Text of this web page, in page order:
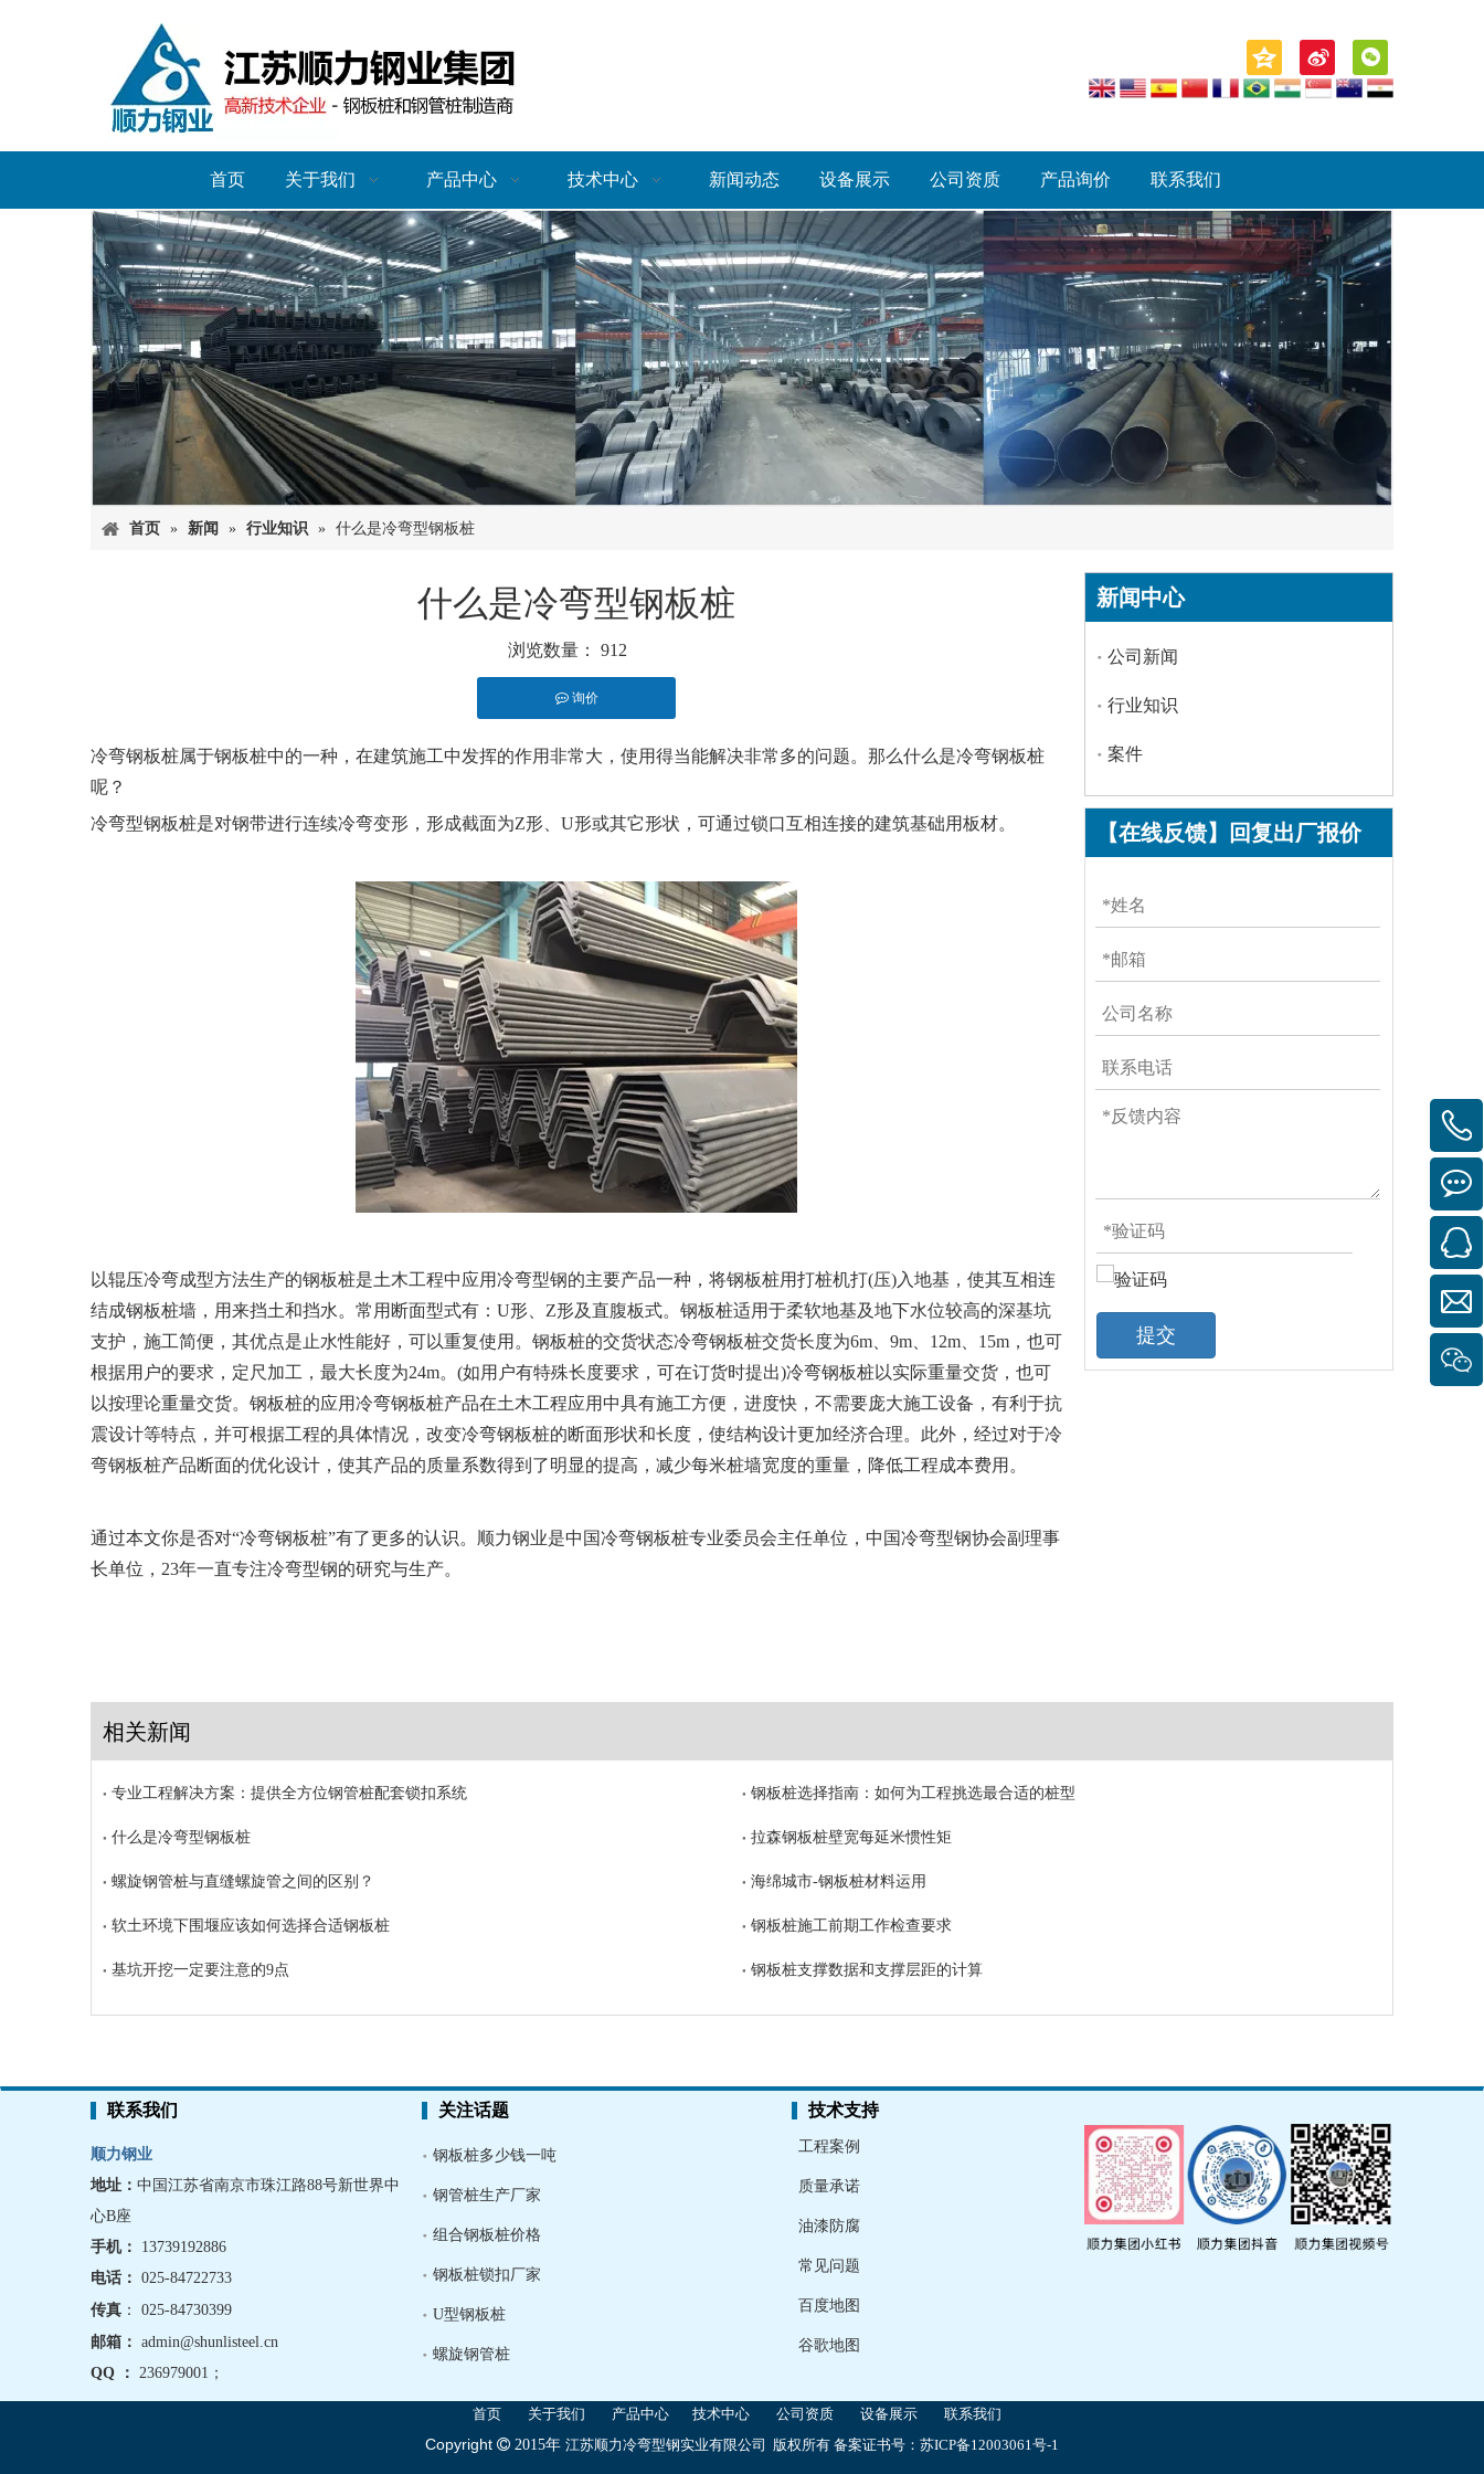
首页 关于我们 产品中心 技术中心 新闻动态 设备展示 公司资质 产品询价 联系我们
首页 » 新闻 » 行业知识 » 什么是冷弯型钢板桩
什么是冷弯型钢板桩
浏览数量： 912
询价
["facebook","twitter","line","wechat","linkedin","pinterest","whatsapp"]
冷弯钢板桩属于钢板桩中的一种，在建筑施工中发挥的作用非常大，使用得当能解决非常多的问题。那么什么是冷弯钢板桩
呢？
冷弯型钢板桩是对钢带进行连续冷弯变形，形成截面为Z形、U形或其它形状，可通过锁口互相连接的建筑基础用板材。
以辊压冷弯成型方法生产的钢板桩是土木工程中应用冷弯型钢的主要产品一种，将钢板桩用打桩机打(压)入地基，使其互相连
结成钢板桩墙，用来挡土和挡水。常用断面型式有：U形、Z形及直腹板式。钢板桩适用于柔软地基及地下水位较高的深基坑
支护，施工简便，其优点是止水性能好，可以重复使用。钢板桩的交货状态冷弯钢板桩交货长度为6m、9m、12m、15m，也可
根据用户的要求，定尺加工，最大长度为24m。(如用户有特殊长度要求，可在订货时提出)冷弯钢板桩以实际重量交货，也可
以按理论重量交货。钢板桩的应用冷弯钢板桩产品在土木工程应用中具有施工方便，进度快，不需要庞大施工设备，有利于抗
震设计等特点，并可根据工程的具体情况，改变冷弯钢板桩的断面形状和长度，使结构设计更加经济合理。此外，经过对于冷
弯钢板桩产品断面的优化设计，使其产品的质量系数得到了明显的提高，减少每米桩墙宽度的重量，降低工程成本费用。
通过本文你是否对“冷弯钢板桩”有了更多的认识。顺力钢业是中国冷弯钢板桩专业委员会主任单位，中国冷弯型钢协会副理事
长单位，23年一直专注冷弯型钢的研究与生产。
新闻中心
公司新闻
行业知识
案件
【在线反馈】回复出厂报价
提交
相关新闻
专业工程解决方案：提供全方位钢管桩配套锁扣系统 钢板桩选择指南：如何为工程挑选最合适的桩型
什么是冷弯型钢板桩 拉森钢板桩壁宽每延米惯性矩
螺旋钢管桩与直缝螺旋管之间的区别？ 海绵城市-钢板桩材料运用
软土环境下围堰应该如何选择合适钢板桩 钢板桩施工前期工作检查要求
基坑开挖一定要注意的9点 钢板桩支撑数据和支撑层距的计算
联系我们
顺力钢业
地址： 中国江苏省南京市珠江路88号新世界中
心B座
手机：
13739192886
电话： 025-84722733
传真 ： 025-84730399
邮箱： admin@shunlisteel.cn
QQ ： 236979001 ；
关注话题
钢板桩多少钱一吨
钢管桩生产厂家
组合钢板桩价格
钢板桩锁扣厂家
U型钢板桩
螺旋钢管桩
技术支持
工程案例
质量承诺
油漆防腐
常见问题
百度地图
谷歌地图
首页 关于我们 产品中心 技术中心 公司资质 设备展示 联系我们
Copyright  2015年 江苏顺力冷弯型钢实业有限公司 版权所有 备案证书号： 苏ICP备12003061号-1